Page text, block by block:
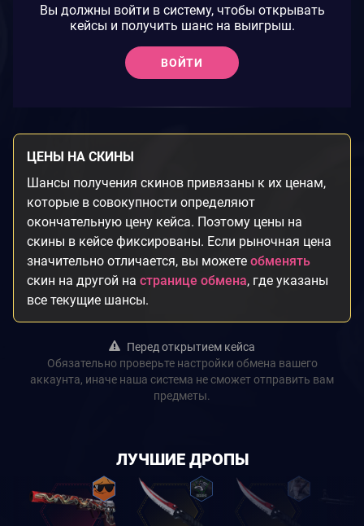
Вы должны войти в систему, чтобы открывать
кейсы и получить шанс на выигрыш.
ВОЙТИ
ЦЕНЫ НА СКИНЫ
Шансы получения скинов привязаны к их ценам,
которые в совокупности определяют
окончательную цену кейса. Поэтому цены на
скины в кейсе фиксированы. Если рыночная цена
значительно отличается, вы можете обменять
скин на другой на странице обмена, где указаны
все текущие шансы.
Перед открытием кейса
Обязательно проверьте настройки обмена вашего
аккаунта, иначе наша система не сможет отправить вам
предметы.
ЛУЧШИЕ ДРОПЫ